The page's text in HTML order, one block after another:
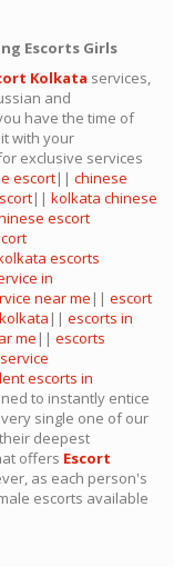
Escorts Girls
Kolkata services,
and
have the time of
with your
exclusive services
escort|| chinese
|| kolkata chinese
escort
escorts
in
near me || escort
|| escorts in
me || escorts
escorts in
to instantly entice
single one of our
deepest
offers Escort
as each person's
escorts available